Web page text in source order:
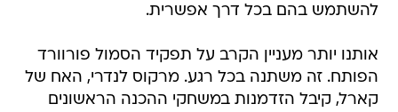
אותנו יותר מעניין הקרב על תפקיד הסמול פורוורד
קארל, קיבל הזדמנות במשחקי ההכנה הראשונים
ונעלם. אנטואן רייט נוסה על תקן מומחה ההגנה
ודונטה גרין, שהגיע למחנה האימונים בעודף משקל